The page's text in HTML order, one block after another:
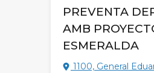
PREVENTA
AMB
ESMERALDA
1100, General